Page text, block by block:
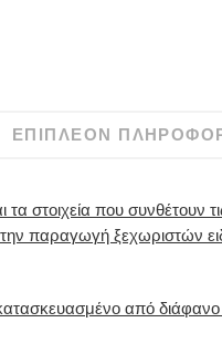
ΕΠΙΠΛΈΟΝ
τα στοιχεία που συνθέτουν
παραγωγή
από